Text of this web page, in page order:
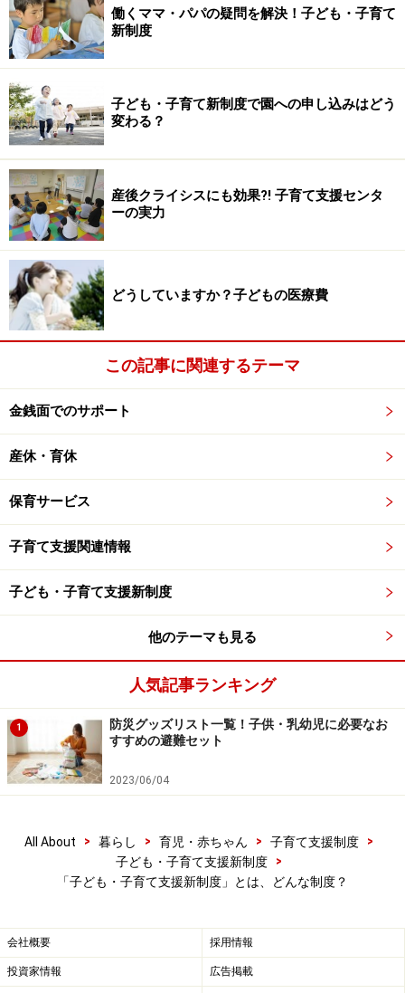
「認定」の区分は、子どもの年齢や保育の必要性、親の
働く時間によって変わります。
実際の区分は次の通りです。
1号（3～5歳の保育の必要のない子ども＝現在の幼
稚園児相当）
2号（3～5歳の保育の必要がある子ども＝年少～年
長の保育園児相当）
3号（0～2歳の保育の必要のある子ども＝0～2歳の
保育園児相当）
さらに、2号、3号の保育園相当の子どもは、親の働く時
間によって「保育標準時間（1日11時間まで）」と「短
時間（1日8時間まで）」に分けられます。
2号標準時間（1日11時間まで保育を受けられる保育
園年少～年長児）
短時間（1日8時間まで保育を受けられる保育園年少
～年長児）
3号標準時間（1日11時間まで保育を受けられる保育
園0～2歳児）
短時間（1日8時間まで保育を受けられる保育園0～2
つまり、幼稚園や保育園に行く子どもたちは、全部で5
つに区分される、ということですね。では、認定をうけ
たら、その後はどうすればいいのでしょう？
※記事内容は執筆時点のものです。最新の内容をご確認くださ
1/2 次のページへ
働くママ・パパの疑問を解決！子ども・子育て
新制度
子ども・子育て新制度で園への申し込みはどう
変わる？
産後クライシスにも効果?! 子育て支援センタ
ーの実力
どうしていますか？子どもの医療費
この記事に関連するテーマ
金銭面でのサポート
産休・育休
保育サービス
子育て支援関連情報
子ども・子育て支援新制度
他のテーマも見る
人気記事ランキング
1
防災グッズリスト一覧！子供・乳幼児に必要なお
すすめの避難セット
2023/06/04
All About > 暮らし > 育児・赤ちゃん > 子育て支援制度
>
子ども・子育て支援新制度
>
「子ども・子育て支援新制度」とは、どんな制度？
会社概要 採用情報
投資家情報 広告掲載